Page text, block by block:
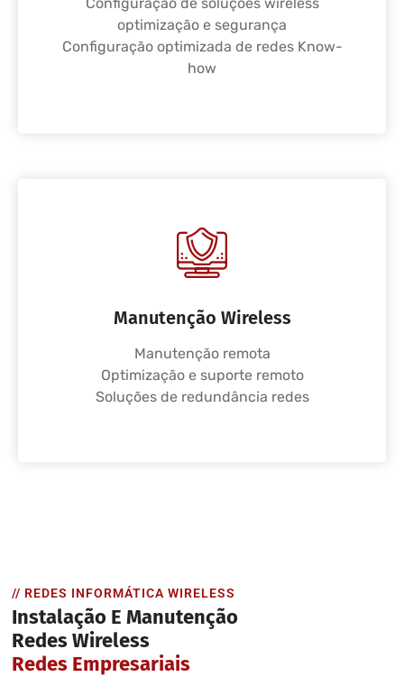
optimização e segurança
Configuração optimizada de redes Know-
how
Manutenção Wireless
Manutenção remota
Optimização e suporte remoto
Soluções de redundância redes
// REDES INFORMÁTICA WIRELESS
Instalação E Manutenção
Redes Wireless
Redes Empresariais